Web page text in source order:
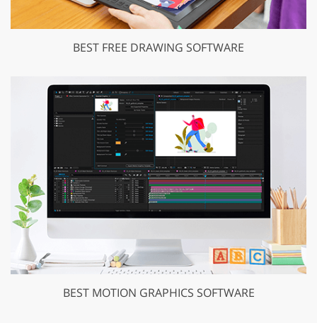
BEST FREE DRAWING SOFTWARE
BEST MOTION GRAPHICS SOFTWARE